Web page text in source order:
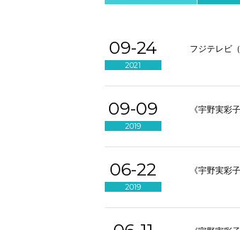
09-24
2021
フジテレビ
09-09
2019
《宇野実彩
06-22
2019
《宇野実彩